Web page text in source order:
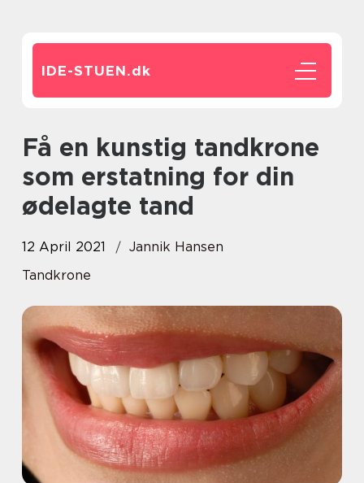
IDE-STUEN.dk
Få en kunstig tandkrone
som erstatning for din
ødelagte tand
12 April 2021
Jannik Hansen
Tandkrone